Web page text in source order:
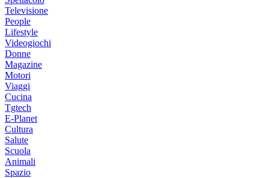
Televisione
People
Lifestyle
Videogiochi
Donne
Magazine
Motori
Viaggi
Cucina
Tgtech
E-Planet
Cultura
Salute
Scuola
Animali
Spazio